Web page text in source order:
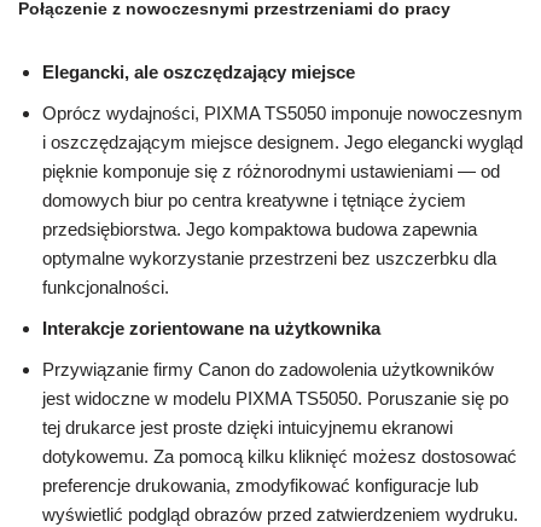
Połączenie z nowoczesnymi przestrzeniami do pracy
Elegancki, ale oszczędzający miejsce
Oprócz wydajności, PIXMA TS5050 imponuje nowoczesnym
i oszczędzającym miejsce designem. Jego elegancki wygląd
pięknie komponuje się z różnorodnymi ustawieniami — od
domowych biur po centra kreatywne i tętniące życiem
przedsiębiorstwa. Jego kompaktowa budowa zapewnia
optymalne wykorzystanie przestrzeni bez uszczerbku dla
funkcjonalności.
Interakcje zorientowane na użytkownika
Przywiązanie firmy Canon do zadowolenia użytkowników
jest widoczne w modelu PIXMA TS5050. Poruszanie się po
tej drukarce jest proste dzięki intuicyjnemu ekranowi
dotykowemu. Za pomocą kilku kliknięć możesz dostosować
preferencje drukowania, zmodyfikować konfiguracje lub
wyświetlić podgląd obrazów przed zatwierdzeniem wydruku.